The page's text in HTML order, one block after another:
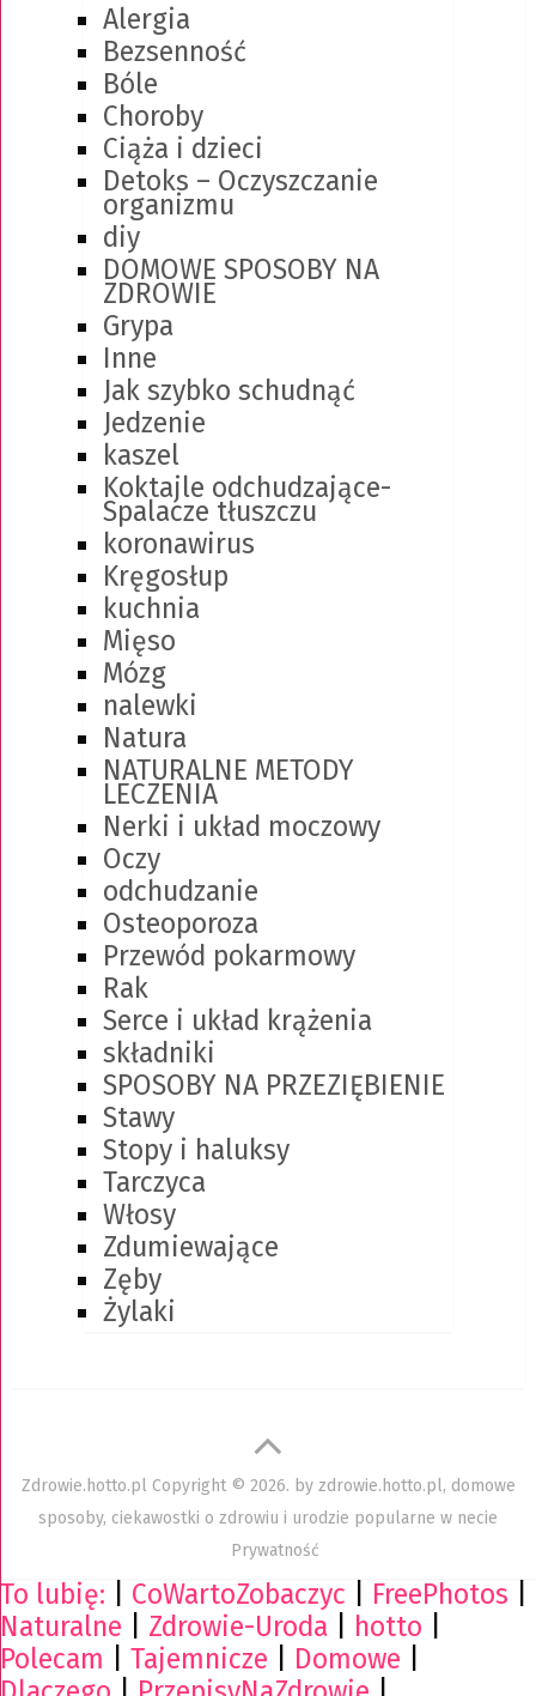
Alergia
Bezsenność
Bóle
Choroby
Ciąża i dzieci
Detoks – Oczyszczanie
organizmu
diy
DOMOWE SPOSOBY NA
ZDROWIE
Grypa
Inne
Jak szybko schudnąć
Jedzenie
kaszel
Koktajle odchudzające-
Spalacze tłuszczu
koronawirus
Kręgosłup
kuchnia
Mięso
Mózg
nalewki
Natura
NATURALNE METODY
LECZENIA
Nerki i układ moczowy
Oczy
odchudzanie
Osteoporoza
Przewód pokarmowy
Rak
Serce i układ krążenia
składniki
SPOSOBY NA PRZEZIĘBIENIE
Stawy
Stopy i haluksy
Tarczyca
Włosy
Zdumiewające
Zęby
Żylaki
Zdrowie.hotto.pl Copyright © 2026. by zdrowie.hotto.pl, domowe
sposoby, ciekawostki o zdrowiu i urodzie popularne w necie
Prywatność
To lubię: CoWartoZobaczyc FreePhotos
Naturalne
Zdrowie-Uroda hotto
Polecam
Tajemnicze Domowe